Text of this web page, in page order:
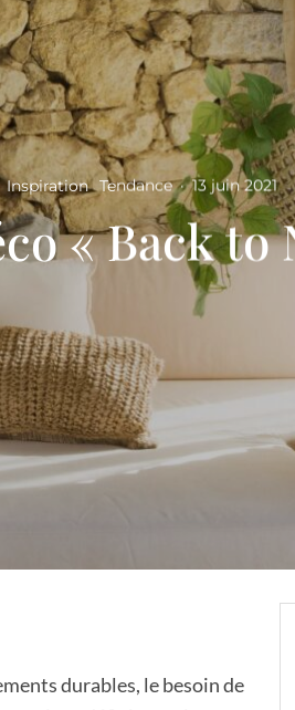
Inspiration Tendance · 13 juin 2021
« Back to
durables, le besoin de